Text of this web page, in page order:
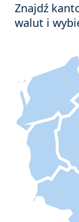
Znajdź
walut i